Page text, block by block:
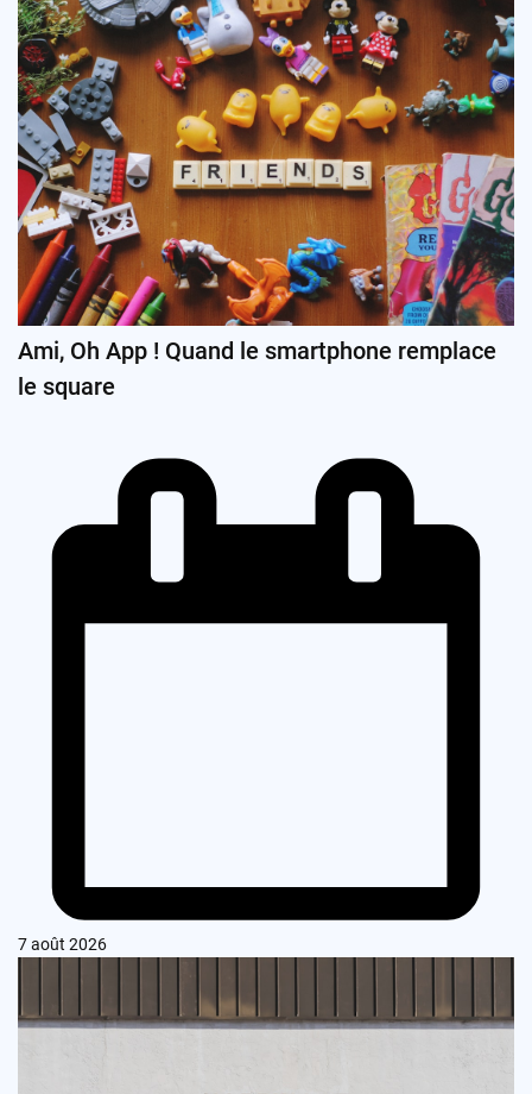
Ami, Oh App ! Quand le smartphone remplace
le square
7 août 2026